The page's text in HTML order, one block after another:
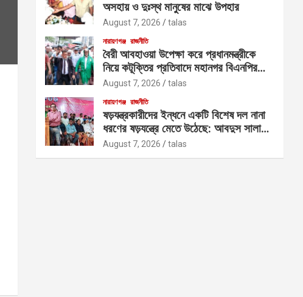
অসহায় ও দুঃস্থ মানুষের মাঝে উপহার
August 7, 2026 talas
নারায়ণগঞ্জ রাজনীতি
বৈরী আবহাওয়া উপেক্ষা করে প্রধানমন্ত্রীকে
নিয়ে কটূক্তির প্রতিবাদে মহানগর বিএনপির
বিক্ষোভ
August 7, 2026 talas
নারায়ণগঞ্জ রাজনীতি
ষড়যন্ত্রকারীদের ইন্ধনে একটি বিশেষ দল নানা
ধরণের ষড়যন্ত্রে মেতে উঠেছে: আবদুস সালাম
আজাদ
August 7, 2026 talas